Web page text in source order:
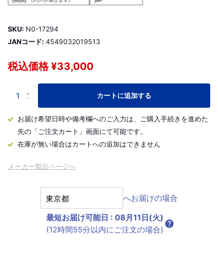
SKU: N0-17294
JANコード: 4549032019513
税込価格 ¥33,000
カートに追加する
お届け希望日時や備考欄へのご入力は、ご購入手続きを進めた
先の「ご注文カート」画面にて可能です。
在庫が無い場合はカートへの追加はできません
メーカー製品ページへ
へお届けの場合
最短お届け可能日 : 08月11日(火)
(12時間55分以内にご注文の場合)